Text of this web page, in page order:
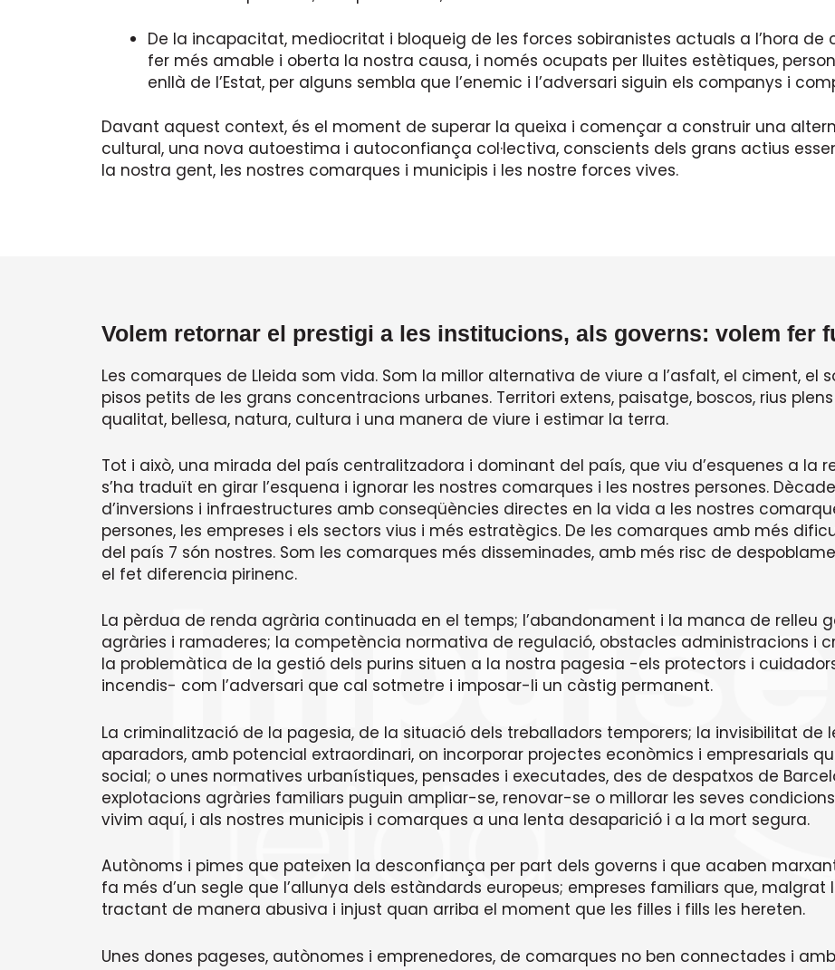
De la incapacitat, mediocritat i bloqueig de les forces sobiranistes actuals a l’hora de
fer més amable i oberta la nostra causa, i només ocupats per lluites estètiques,
enllà de l’Estat, per alguns sembla que l’enemic i l’adversari siguin els companys i
Davant aquest context, és el moment de superar la queixa i començar a construir una
cultural, una nova autoestima i autoconfiança col·lectiva, conscients dels grans actius
la nostra gent, les nostres comarques i municipis i les nostre forces vives.
Volem retornar el prestigi a les institucions, als governs: volem fer
Les comarques de Lleida som vida. Som la millor alternativa de viure a l’asfalt, el ciment, el
pisos petits de les grans concentracions urbanes. Territori extens, paisatge, boscos, rius
qualitat, bellesa, natura, cultura i una manera de viure i estimar la terra.
Tot i això, una mirada del país centralitzadora i dominant del país, que viu d’esquenes a la
s’ha traduït en girar l’esquena i ignorar les nostres comarques i les nostres persones.
d’inversions i infraestructures amb conseqüències directes en la vida a les nostres
persones, les empreses i els sectors vius i més estratègics. De les comarques amb més
del país 7 són nostres. Som les comarques més disseminades, amb més risc de
el fet diferencia pirinenc.
La pèrdua de renda agrària continuada en el temps; l’abandonament i la manca de relleu
agràries i ramaderes; la competència normativa de regulació, obstacles administracions i
la problemàtica de la gestió dels purins situen a la nostra pagesia -els protectors i
incendis- com l’adversari que cal sotmetre i imposar-li un càstig permanent.
La criminalització de la pagesia, de la situació dels treballadors temporers; la invisibilitat de
aparadors, amb potencial extraordinari, on incorporar projectes econòmics i empresarials
social; o unes normatives urbanístiques, pensades i executades, des de despatxos de
explotacions agràries familiars puguin ampliar-se, renovar-se o millorar les seves
vivim aquí, i als nostres municipis i comarques a una lenta desaparició i a la mort segura.
Autònoms i pimes que pateixen la desconfiança per part dels governs i que acaben
fa més d’un segle que l’allunya dels estàndards europeus; empreses familiars que,
tractant de manera abusiva i injust quan arriba el moment que les filles i fills les hereten.
Unes dones pageses, autònomes i emprenedores, de comarques no ben connectades i